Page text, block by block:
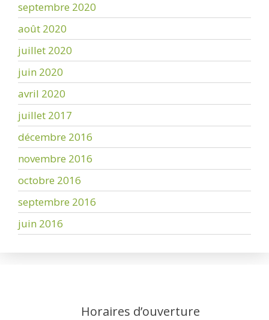
septembre 2020
août 2020
juillet 2020
juin 2020
avril 2020
juillet 2017
décembre 2016
novembre 2016
octobre 2016
septembre 2016
juin 2016
Horaires d’ouverture